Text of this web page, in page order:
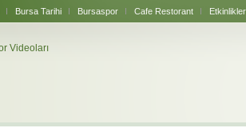
Bursa Tarihi Bursaspor Cafe Restorant Etkinlikler